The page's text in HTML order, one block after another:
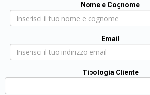
Nome e Cognome
Email
Tipologia Cliente